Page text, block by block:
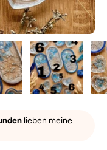
lieben meine